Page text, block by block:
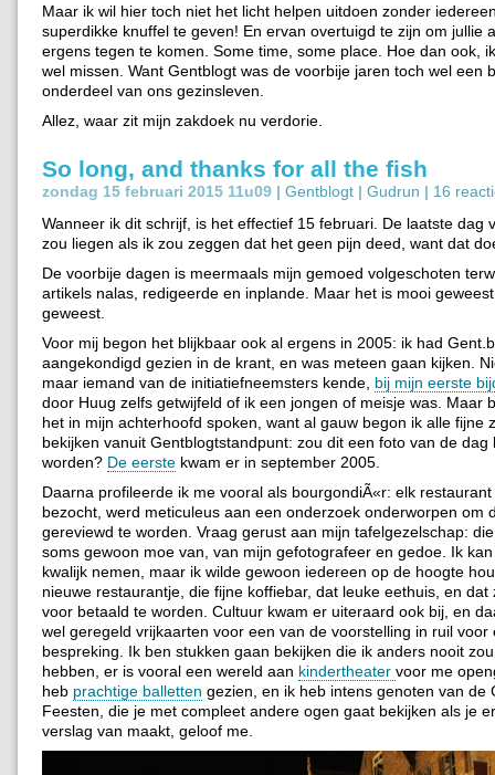
Maar ik wil hier toch niet het licht helpen uitdoen zonder
superdikke knuffel te geven! En ervan overtuigd te zijn om jullie
ergens tegen te komen. Some time, some place. Hoe dan ook,
wel missen. Want Gentblogt was de voorbije jaren toch wel een
onderdeel van ons gezinsleven.
Allez, waar zit mijn zakdoek nu verdorie.
So long, and thanks for all the fish
zondag 15 februari 2015 11u09 | Gentblogt | Gudrun | 16
Wanneer ik dit schrijf, is het effectief 15 februari. De laatste dag
zou liegen als ik zou zeggen dat het geen pijn deed, want dat
De voorbije dagen is meermaals mijn gemoed volgeschoten
artikels nalas, redigeerde en inplande. Maar het is mooi
geweest.
Voor mij begon het blijkbaar ook al ergens in 2005: ik had
aangekondigd gezien in de krant, en was meteen gaan kijken.
maar iemand van de initiatiefneemsters kende, bij mijn eerste
door Huug zelfs getwijfeld of ik een jongen of meisje was. Maar
het in mijn achterhoofd spoken, want al gauw begon ik alle fijne
bekijken vanuit Gentblogtstandpunt: zou dit een foto van de dag
worden? De eerste kwam er in september 2005.
Daarna profileerde ik me vooral als bourgondiÃ«r: elk
bezocht, werd meticuleus aan een onderzoek onderworpen om
gereviewd te worden. Vraag gerust aan mijn tafelgezelschap:
soms gewoon moe van, van mijn gefotografeer en gedoe. Ik
kwalijk nemen, maar ik wilde gewoon iedereen op de hoogte
nieuwe restaurantje, die fijne koffiebar, dat leuke eethuis, en dat
voor betaald te worden. Cultuur kwam er uiteraard ook bij, en
wel geregeld vrijkaarten voor een van de voorstelling in ruil voor
bespreking. Ik ben stukken gaan bekijken die ik anders nooit
hebben, er is vooral een wereld aan kindertheater voor me
heb prachtige balletten gezien, en ik heb intens genoten van de
Feesten, die je met compleet andere ogen gaat bekijken als je
verslag van maakt, geloof me.